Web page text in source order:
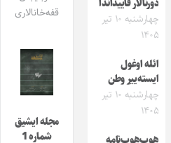
دورنالار قاییداندا
چهارشنبه ۱۰ تیر
۱۴۰۵
ائله اوغول
ایسته‌ییر وطن
چهارشنبه ۱۰ تیر
۱۴۰۵
قفه‌خانالاری
مجله ایشیق
شماره 1